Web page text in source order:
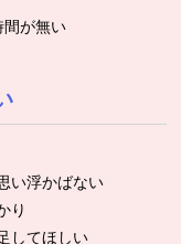
が無い
い浮かばない
り
してほしい